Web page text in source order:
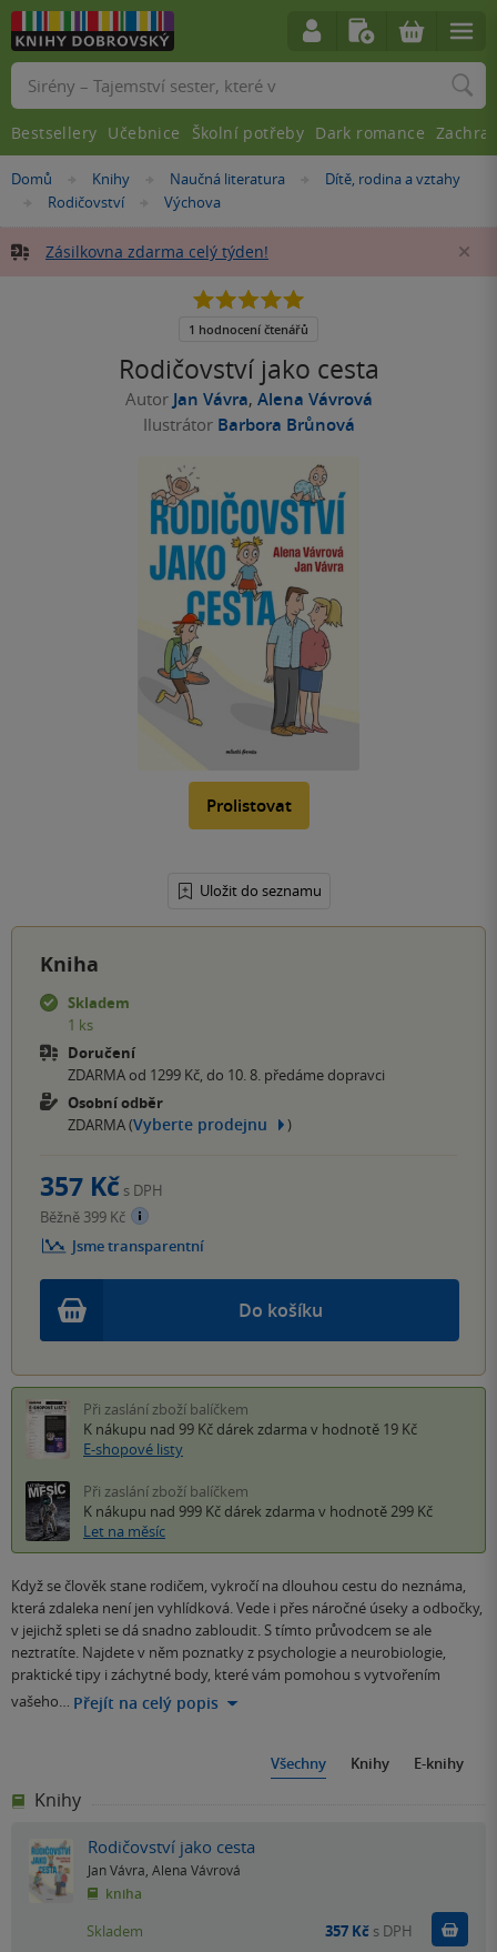
Nacházíte
Domů »Knihy »Naučná literatura »
Dítě, rodina a vztahy
»
Rodičovství »
Výchova
Zásilkovna zdarma celý týden!
Rodičovství jako cesta
Autor Jan Vávra, Alena Vávrová
Ilustrátor Barbora Brůnová
Prolistovat
Uložit do seznamu
5.0
5
1 hodnocení čtenářů
Kniha
Skladem
1 ks
Doručení
ZDARMA od 1299 Kč, do 10. 8. předáme dopravci
Osobní odběr
ZDARMA (Vyberte prodejnu )
Do košíku
357 Kč s DPH
Běžně 399 Kč
Jsme transparentní
Při zaslání zboží balíčkem
K nákupu nad 99 Kč dárek zdarma v hodnotě 19 Kč
E-shopové listy
Při zaslání zboží balíčkem
K nákupu nad 999 Kč dárek zdarma v hodnotě 299 Kč
Let na měsíc
Když se člověk stane rodičem, vykročí na dlouhou cestu do neznáma,
která zdaleka není jen vyhlídková. Vede i přes náročné úseky a odbočky,
v jejichž spleti se dá snadno zabloudit. S tímto průvodcem se ale
neztratíte. Najdete v něm poznatky z psychologie a neurobiologie,
praktické tipy i záchytné body, které vám pomohou s vytvořením
vašeho… Přejít na celý popis
Všechny Knihy E-knihy
Knihy
Rodičovství jako cesta
Jan Vávra, Alena Vávrová
kniha
Skladem 357 Kč s DPH
Vyhledávání
Bestsellery Učebnice Školní potřeby Dark romance